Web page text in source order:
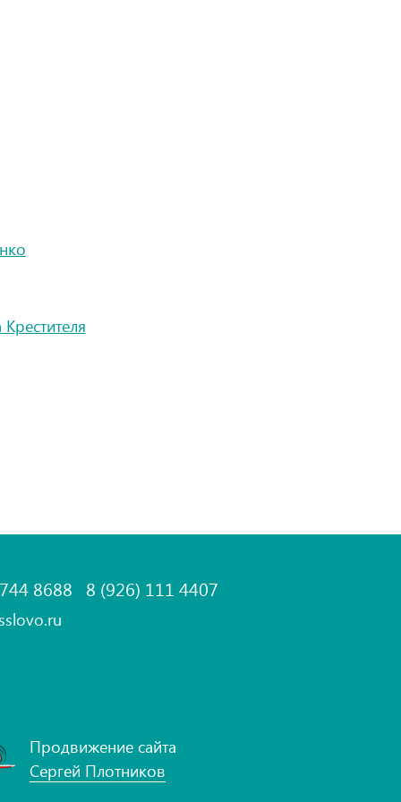
8688 8 (926) 111 4407
Продвижение сайта
Сергей Плотников